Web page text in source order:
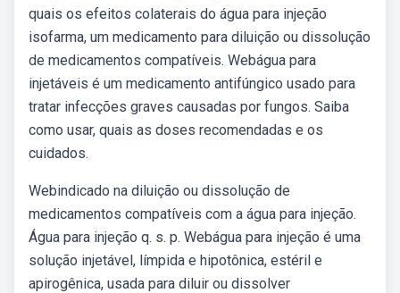
quais os efeitos colaterais do água para injeção
isofarma, um medicamento para diluição ou dissolução
de medicamentos compatíveis. Webágua para
injetáveis é um medicamento antifúngico usado para
tratar infecções graves causadas por fungos. Saiba
como usar, quais as doses recomendadas e os
cuidados.
Webindicado na diluição ou dissolução de
medicamentos compatíveis com a água para injeção.
Água para injeção q. s. p. Webágua para injeção é uma
solução injetável, límpida e hipotônica, estéril e
apirogênica, usada para diluir ou dissolver